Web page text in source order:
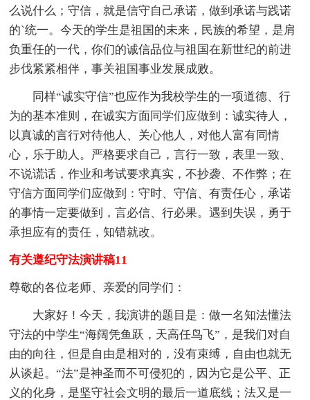
么说什么；守信，就是信守自己承诺，做到承诺与践诺
的`统一。今天的学生是祖国的未来，民族的希望，是肩
负重任的一代，你们的诚信品位与祖国在新世纪的前进
步伐紧紧相伴，事关祖国事业发展成败。
同样“诚实守信”也应作为我校学生的一项道德、行
为的基本准则，在诚实方面同学们应做到：诚实待人，
以真诚的言行对待他人、关心他人，对他人富有同情
心，乐于助人。严格要求自己，言行一致，表里一致、
不说谎话，作业和考试要求真实，不抄袭、不作弊；在
守信方面同学们应做到：守时、守信、有责任心，承诺
的事情一定要做到，言必信、行必果。遇到失误，勇于
承担应有的责任，知错就改。
有关遵纪守法演讲稿11
尊敬的各位老师、亲爱的同学们：
大家好！今天，我演讲的题目是：做一名知法懂法
守法的中学生“海阔凭鱼跃，天高任鸟飞”，是我们对自
由的向往，但是自由是相对的，没有束缚，自由也就无
从谈起。“法”是神圣而不可侵犯的，因为它是公平、正
义的化身，是坚守社会文明的最后一道底线；法又是一